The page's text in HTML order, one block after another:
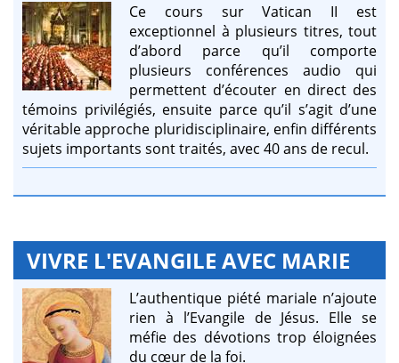
Ce cours sur Vatican II est
exceptionnel à plusieurs titres, tout
d’abord parce qu’il comporte
plusieurs conférences audio qui
permettent d’écouter en direct des
témoins privilégiés, ensuite parce qu’il s’agit d’une
véritable approche pluridisciplinaire, enfin différents
sujets importants sont traités, avec 40 ans de recul.
VIVRE L'EVANGILE AVEC MARIE
L’authentique piété mariale n’ajoute
rien à l’Evangile de Jésus. Elle se
méfie des dévotions trop éloignées
du cœur de la foi.